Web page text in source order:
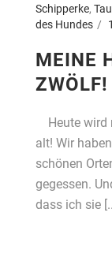
Schipperke,
des Hundes
MEINE
ZWÖLF!
Heute wird
alt! Wir
schönen
gegessen.
dass ich sie